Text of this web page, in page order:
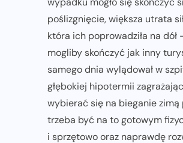
poślizgnięcie, większa utrata
która ich poprowadziła na dół
mogliby skończyć jak inny
samego dnia wylądował w
głębokiej hipotermii
wybierać się na bieganie zimą
trzeba być na to gotowym
i sprzętowo oraz naprawdę